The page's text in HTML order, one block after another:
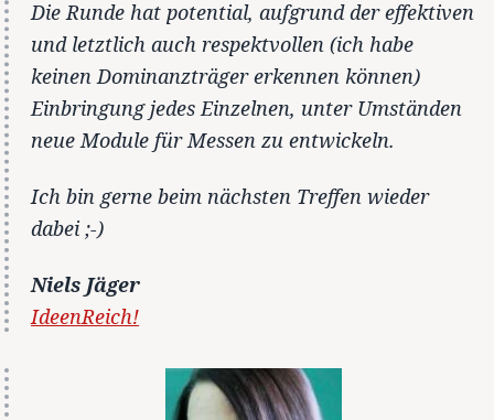
Die Runde hat potential, aufgrund der effektiven
und letztlich auch respektvollen (ich habe
keinen Dominanzträger erkennen können)
Einbringung jedes Einzelnen, unter Umständen
neue Module für Messen zu entwickeln.
Ich bin gerne beim nächsten Treffen wieder
dabei ;-)
Niels Jäger
IdeenReich!